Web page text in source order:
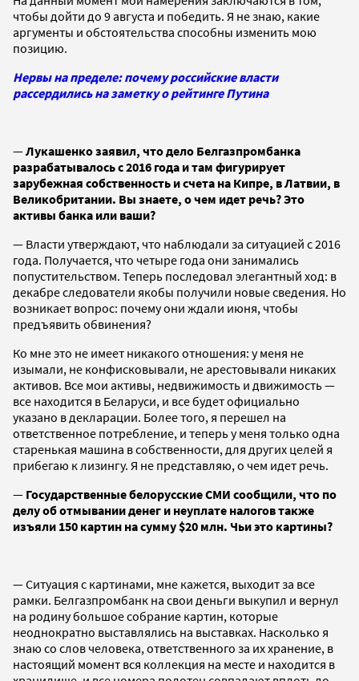
чтобы дойти до 9 августа и победить. Я не знаю, какие
аргументы и обстоятельства способны изменить мою
позицию.
Нервы на пределе: почему российские власти
рассердились на заметку о рейтинге Путина
—Лукашенко заявил, что дело Белгазпромбанка
разрабатывалось с 2016 года и там фигурирует
зарубежная собственность и счета на Кипре, в Латвии, в
Великобритании. Вы знаете, о чем идет речь? Это
активы банка или ваши?
— Власти утверждают, что наблюдали за ситуацией с 2016
года. Получается, что четыре года они занимались
попустительством. Теперь последовал элегантный ход: в
декабре следователи якобы получили новые сведения. Но
возникает вопрос: почему они ждали июня, чтобы
предъявить обвинения?
Ко мне это не имеет никакого отношения: у меня не
изымали, не конфисковывали, не арестовывали никаких
активов. Все мои активы, недвижимость и движимость —
все находится в Беларуси, и все будет официально
указано в декларации. Более того, я перешел на
ответственное потребление, и теперь у меня только одна
старенькая машина в собственности, для других целей я
прибегаю к лизингу. Я не представляю, о чем идет речь.
— Государственные белорусские СМИ сообщили, что по
делу об отмывании денег и неуплате налогов также
изъяли 150 картин на сумму $20 млн. Чьи это картины?
— Ситуация с картинами, мне кажется, выходит за все
рамки. Белгазпромбанк на свои деньги выкупил и вернул
на родину большое собрание картин, которые
неоднократно выставлялись на выставках. Насколько я
знаю со слов человека, ответственного за их хранение, в
настоящий момент вся коллекция на месте и находится в